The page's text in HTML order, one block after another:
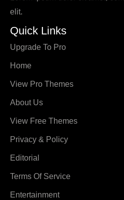
elit.
Quick Links
Upgrade To Pro
Home
View Pro Themes
About Us
View Free Themes
Privacy & Policy
Editorial
Terms Of Service
Entertainment